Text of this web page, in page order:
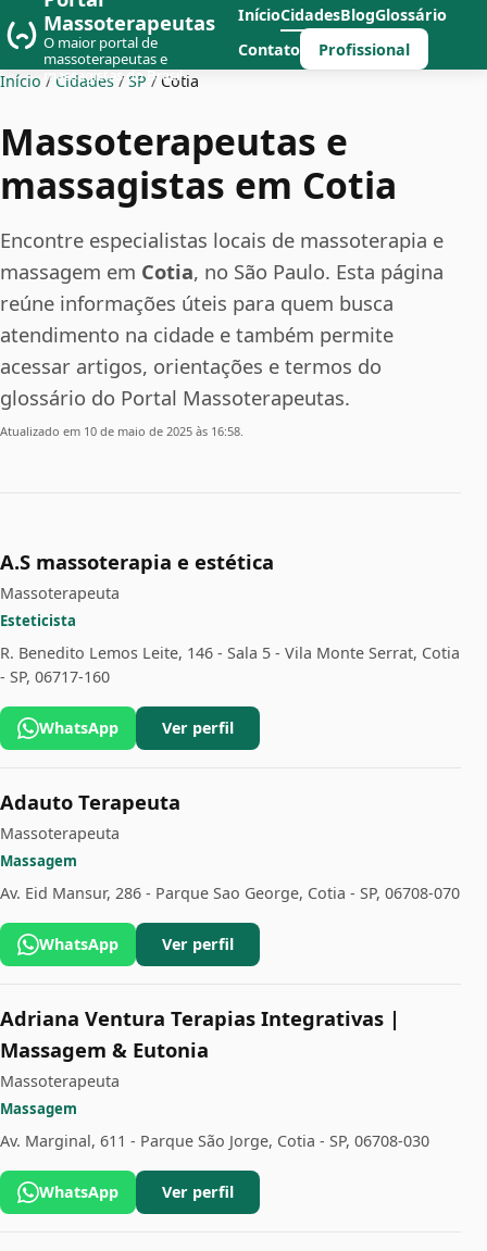
Massoterapeutas
O maior portal de
massoterapeutas e
massagistas do Brasil
InícioCidadesBlogGlossário
Contato
Profissional
Início / Cidades / SP / Cotia
Massoterapeutas e
massagistas em Cotia
Encontre especialistas locais de massoterapia e
massagem em Cotia, no São Paulo. Esta página
reúne informações úteis para quem busca
atendimento na cidade e também permite
acessar artigos, orientações e termos do
glossário do Portal Massoterapeutas.
Atualizado em 10 de maio de 2025 às 16:58.
A.S massoterapia e estética
Massoterapeuta
Esteticista
R. Benedito Lemos Leite, 146 - Sala 5 - Vila Monte Serrat, Cotia
- SP, 06717-160
WhatsApp Ver perfil
Adauto Terapeuta
Massoterapeuta
Massagem
Av. Eid Mansur, 286 - Parque Sao George, Cotia - SP, 06708-070
WhatsApp Ver perfil
Adriana Ventura Terapias Integrativas |
Massagem & Eutonia
Massoterapeuta
Massagem
Av. Marginal, 611 - Parque São Jorge, Cotia - SP, 06708-030
WhatsApp Ver perfil